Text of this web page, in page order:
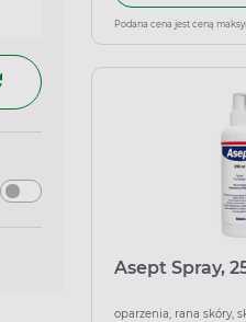
Podana cena jest ceną
Asept Spray,
oparzenia, rana skóry,